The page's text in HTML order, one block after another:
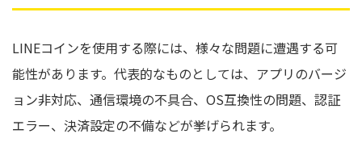
LINEコインを使用する際には、様々な問題に遭遇する可
能性があります。代表的なものとしては、アプリのバージ
ョン非対応、通信環境の不具合、OS互換性の問題、認証
エラー、決済設定の不備などが挙げられます。